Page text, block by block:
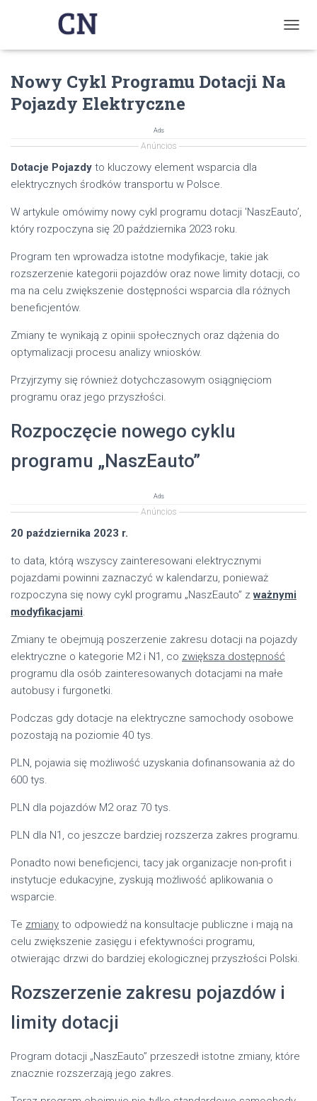
O
I
Nowy Cykl Programu Dotacji Na
Pojazdy Elektryczne
Ads
Anúncios
Dotacje Pojazdy to kluczowy element wsparcia dla
elektrycznych środków transportu w Polsce.
W artykule omówimy nowy cykl programu dotacji 'NaszEauto’,
który rozpoczyna się 20 października 2023 roku.
Program ten wprowadza istotne modyfikacje, takie jak
rozszerzenie kategorii pojazdów oraz nowe limity dotacji, co
ma na celu zwiększenie dostępności wsparcia dla różnych
beneficjentów.
Zmiany te wynikają z opinii społecznych oraz dążenia do
optymalizacji procesu analizy wniosków.
Przyjrzymy się również dotychczasowym osiągnięciom
programu oraz jego przyszłości.
Rozpoczęcie nowego cyklu
programu „NaszEauto”
Ads
Anúncios
20 października 2023 r.
to data, którą wszyscy zainteresowani elektrycznymi
pojazdami powinni zaznaczyć w kalendarzu, ponieważ
rozpoczyna się nowy cykl programu „NaszEauto” zważnymi
modyfikacjami.
Zmiany te obejmują poszerzenie zakresu dotacji na pojazdy
elektryczne o kategorie M2 i N1, co zwiększa dostępność
programu dla osób zainteresowanych dotacjami na małe
autobusy i furgonetki.
Podczas gdy dotacje na elektryczne samochody osobowe
pozostają na poziomie 40 tys.
PLN, pojawia się możliwość uzyskania dofinansowania aż do
600 tys.
PLN dla pojazdów M2 oraz 70 tys.
PLN dla N1, co jeszcze bardziej rozszerza zakres programu.
Ponadto nowi beneficjenci, tacy jak organizacje non-profit i
instytucje edukacyjne, zyskują możliwość aplikowania o
wsparcie.
Te zmiany to odpowiedź na konsultacje publiczne i mają na
celu zwiększenie zasięgu i efektywności programu,
otwierając drzwi do bardziej ekologicznej przyszłości Polski.
Rozszerzenie zakresu pojazdów i
limity dotacji
Program dotacji „NaszEauto” przeszedł istotne zmiany, które
znacznie rozszerzają jego zakres.